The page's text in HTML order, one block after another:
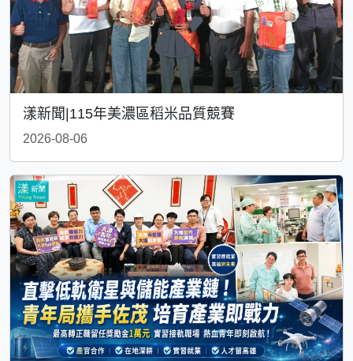
漾新聞|115年美濃區稻米品質競賽
2026-08-06